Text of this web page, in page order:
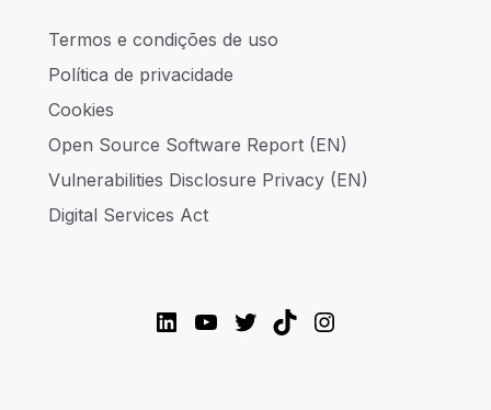
Termos e condições de uso
Política de privacidade
Cookies
Open Source Software Report (EN)
Vulnerabilities Disclosure Privacy (EN)
Digital Services Act
LinkedIn
YouTube
Twitter
TikTokInstagram